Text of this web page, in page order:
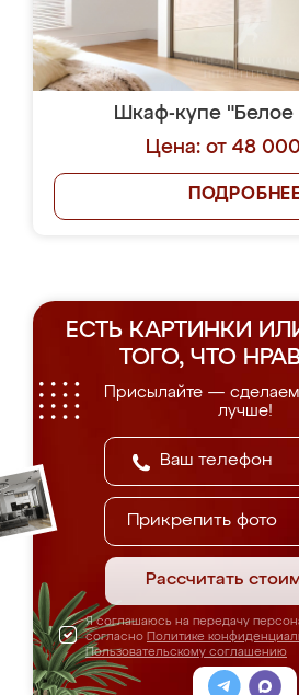
Шкаф-купе "Белое
Цена: от 48
ЕСТЬ КАРТИНКИ
ТОГО, ЧТО
Присылайте —
лучше!
Прикрепить фото
Рассчитать
Я соглашаюсь на передачу
согласно Политике
Пользовательскому соглашению